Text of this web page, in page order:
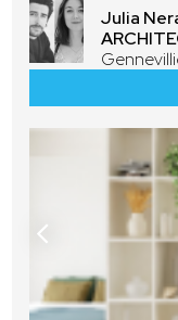
Julia